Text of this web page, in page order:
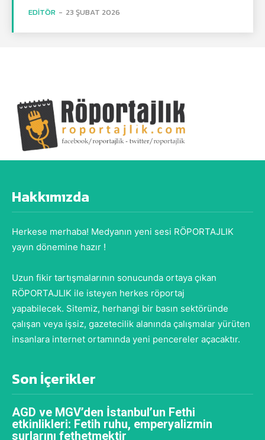
EDITÖR - 23 ŞUBAT 2026
Hakkımızda
Herkese merhaba! Medyanın yeni sesi RÖPORTAJLIK
yayın dönemine hazır !
Uzun fikir tartışmalarının sonucunda ortaya çıkan
RÖPORTAJLIK ile isteyen herkes röportaj
yapabilecek. Sitemiz, herhangi bir basın sektöründe
çalışan veya işsiz, gazetecilik alanında çalışmalar yürüten
insanlara internet ortamında yeni pencereler açacaktır.
Son İçerikler
AGD ve MGV’den İstanbul’un Fethi
etkinlikleri: Fetih ruhu, emperyalizmin
surlarını fethetmektir